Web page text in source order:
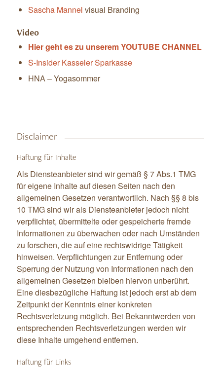
Sascha Mannel visual Branding
Video
Hier geht es zu unserem YOUTUBE CHANNEL
S-Insider Kasseler Sparkasse
HNA – Yogasommer
Disclaimer
Haftung für Inhalte
Als Diensteanbieter sind wir gemäß § 7 Abs.1 TMG
für eigene Inhalte auf diesen Seiten nach den
allgemeinen Gesetzen verantwortlich. Nach §§ 8 bis
10 TMG sind wir als Diensteanbieter jedoch nicht
verpflichtet, übermittelte oder gespeicherte fremde
Informationen zu überwachen oder nach Umständen
zu forschen, die auf eine rechtswidrige Tätigkeit
hinweisen. Verpflichtungen zur Entfernung oder
Sperrung der Nutzung von Informationen nach den
allgemeinen Gesetzen bleiben hiervon unberührt.
Eine diesbezügliche Haftung ist jedoch erst ab dem
Zeitpunkt der Kenntnis einer konkreten
Rechtsverletzung möglich. Bei Bekanntwerden von
entsprechenden Rechtsverletzungen werden wir
diese Inhalte umgehend entfernen.
Haftung für Links